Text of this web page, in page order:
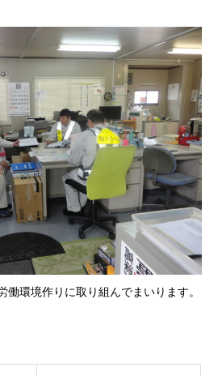
働環境作りに取り組んでまいります。